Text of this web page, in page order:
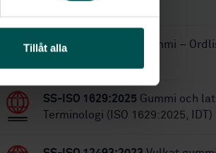
Tillåt allaSS-ISO 1382:2025
Gummi –
SS-ISO 1629:2025 Gummi och
Terminologi (ISO 1629:2025, IDT)